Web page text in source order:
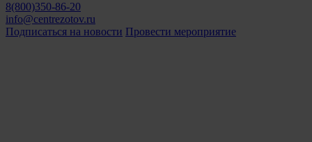
8(800)350-86-20
info@centrezotov.ru
Подписаться на новости Провести мероприятие